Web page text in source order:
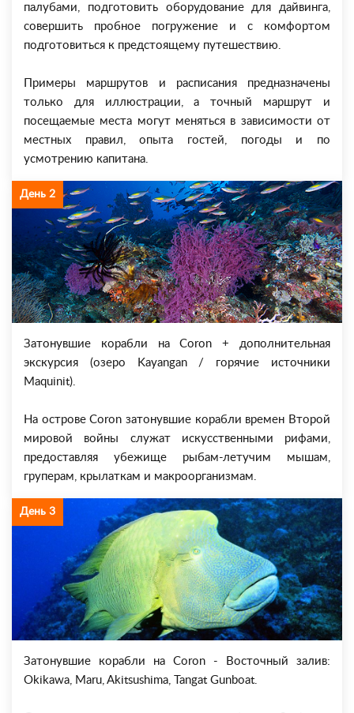
палубами, подготовить оборудование для дайвинга,
совершить пробное погружение и с комфортом
подготовиться к предстоящему путешествию.
Примеры маршрутов и расписания предназначены
только для иллюстрации, а точный маршрут и
посещаемые места могут меняться в зависимости от
местных правил, опыта гостей, погоды и по
усмотрению капитана.
День 2
Затонувшие корабли на Coron + дополнительная
экскурсия (озеро Kayangan / горячие источники
Maquinit).
На острове Coron затонувшие корабли времен Второй
мировой войны служат искусственными рифами,
предоставляя убежище рыбам-летучим мышам,
груперам, крылаткам и макроорганизмам.
День 3
Затонувшие корабли на Coron - Восточный залив:
Okikawa, Maru, Akitsushima, Tangat Gunboat.